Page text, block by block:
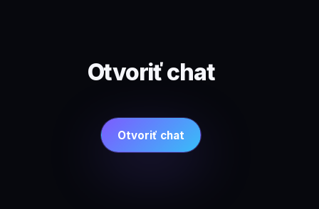
Otvoriť chat
Otvoriť chat